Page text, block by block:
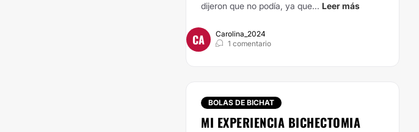
dijeron que no podía, ya que... Leer más
CA
Carolina_2024
1 comentario
BOLAS DE BICHAT
MI EXPERIENCIA BICHECTOMIA